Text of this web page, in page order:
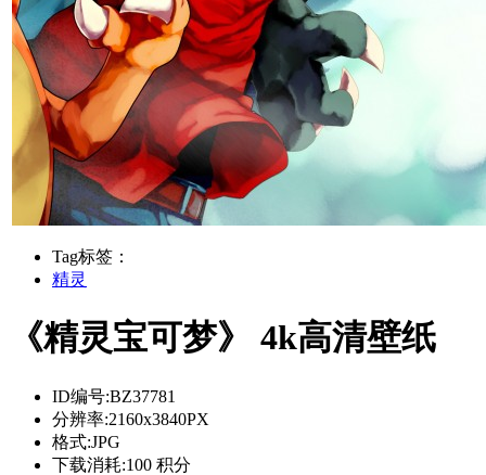
Tag标签：
精灵
《精灵宝可梦》 4k高清壁纸
ID编号:BZ37781
分辨率:2160x3840PX
格式:JPG
下载消耗:100 积分